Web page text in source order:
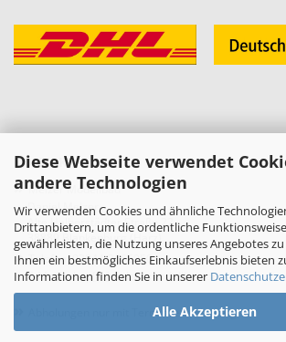
Diese Webseite verwendet
andere Technologien
Wir verwenden Cookies und ähnliche
Drittanbietern, um die ordentliche
gewährleisten, die Nutzung unseres Angebotes
Ihnen ein bestmögliches Einkaufserlebnis bieten
Informationen finden Sie in unserer
Alle Akzeptieren
KONTAKT
» Melzer Modellbau
Daniel Melzer
Alte Halberstädter Straße 22
38889 Blankenburg (Harz)
» Telefon: 03944-3665950
E-Mail:shop[at]melzer-modellbau.de
Abholungen nur mit Terminvereinbarung!